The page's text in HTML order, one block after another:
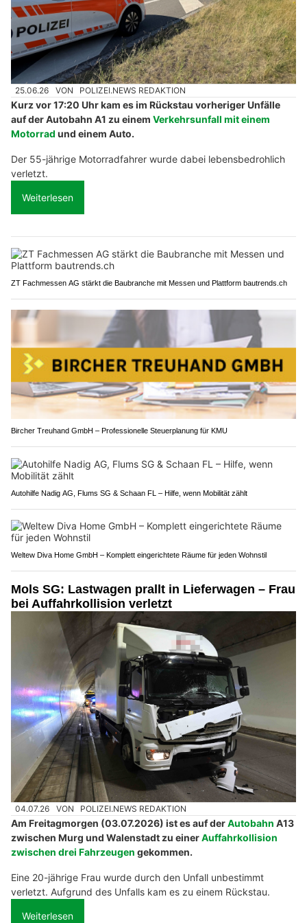
25.06.26 VON POLIZEI.NEWS REDAKTION
Kurz vor 17:20 Uhr kam es im Rückstau vorheriger Unfälle
auf der Autobahn A1 zu einem Verkehrsunfall mit einem
Motorrad und einem Auto.
Der 55-jährige Motorradfahrer wurde dabei lebensbedrohlich
verletzt.
Weiterlesen
ZT Fachmessen AG stärkt die Baubranche mit Messen und Plattform bautrends.ch
Bircher Treuhand GmbH – Professionelle Steuerplanung für KMU
Autohilfe Nadig AG, Flums SG & Schaan FL – Hilfe, wenn Mobilität zählt
Weltew Diva Home GmbH – Komplett eingerichtete Räume für jeden Wohnstil
Mols SG: Lastwagen prallt in Lieferwagen – Frau
bei Auffahrkollision verletzt
04.07.26 VON POLIZEI.NEWS REDAKTION
Am Freitagmorgen (03.07.2026) ist es auf derAutobahn A13
zwischen Murg und Walenstadt zu einerAuffahrkollision
zwischen drei Fahrzeugen gekommen.
Eine 20-jährige Frau wurde durch den Unfall unbestimmt
verletzt. Aufgrund des Unfalls kam es zu einem Rückstau.
Weiterlesen